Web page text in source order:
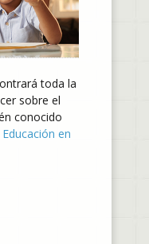
toda la
sobre el
conocido
Educación en